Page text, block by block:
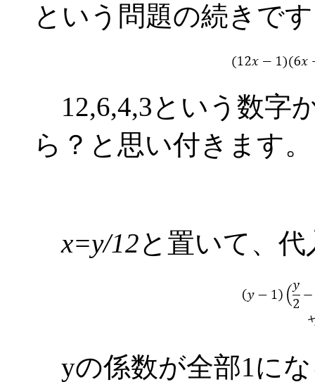
という問題の続きで
12,6,4,3という数字
ら？と思い付きます。
x=y/12と置いて、
yの係数が全部1にな